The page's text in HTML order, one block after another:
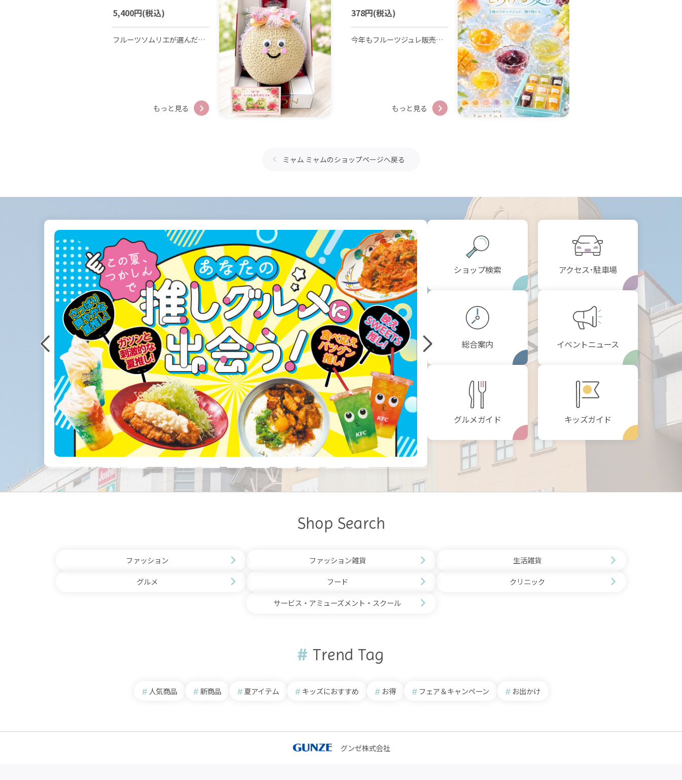
5,400円(税込)
フルーツソムリエが選んだ高知県産マスクメロンを可愛くメイクアップしてお届け🍈✨ お誕生日や、ご出産、母の日、父の日など各種メッセージカードもご用意しております！ 送料込み5,400円 お持ち帰りの場合4,860円 皆様のご来店お待ちしております😊
もっと見る
378円(税込)
今年もフルーツジュレ販売中！(1個378円) 4個、6個、9個入りギフトもご用意しております！ 皆様のご来店お待ちしております😊
もっと見る
ミャム ミャムのショップページへ戻る
ショップ検索 アクセス･駐車場
総合案内 イベントニュース
グルメガイド キッズガイド
Shop Search
ファッション ファッション雑貨
生活雑貨
グルメ
フード
クリニック
サービス・アミューズメント・スクール
Trend Tag
人気商品 新商品 夏アイテム キッズにおすすめ お得 フェア＆キャンペーン お出かけ
グンゼ株式会社